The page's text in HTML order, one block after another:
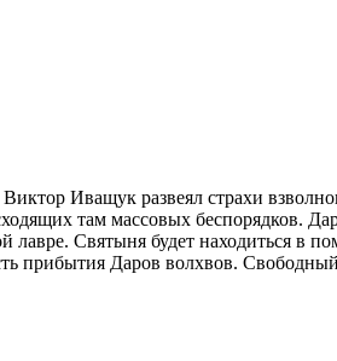
Иващук развеял страхи
там массовых беспорядков.
лавре. Святыня будет находиться
прибытия Даров волхвов.